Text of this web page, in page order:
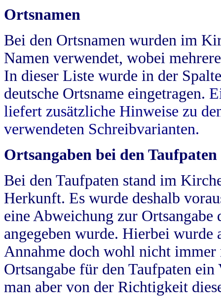
Ortsnamen
Bei den Ortsnamen wurden im
Namen verwendet, wobei
In dieser Liste wurde in der
deutsche Ortsname eingetragen.
liefert zusätzliche Hinweise zu
verwendeten Schreibvarianten.
Ortsangaben bei den Taufpaten
Bei den Taufpaten stand im
Herkunft. Es wurde deshalb
eine Abweichung zur
angegeben wurde. Hierbei wurde
Annahme doch wohl nicht
Ortsangabe für den Taufpaten
man aber von der Richtigkeit